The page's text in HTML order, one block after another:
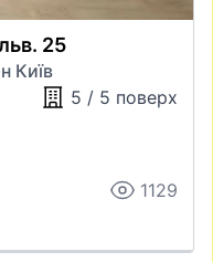
25
Київ
5 / 5 поверх
1129